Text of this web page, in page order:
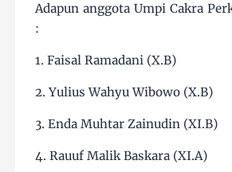
Adapun anggota Umpi Cakra
:
1. Faisal Ramadani (X.B)
2. Yulius Wahyu Wibowo (X.B)
3. Enda Muhtar Zainudin (XI.B)
4. Rauuf Malik Baskara (XI.A)